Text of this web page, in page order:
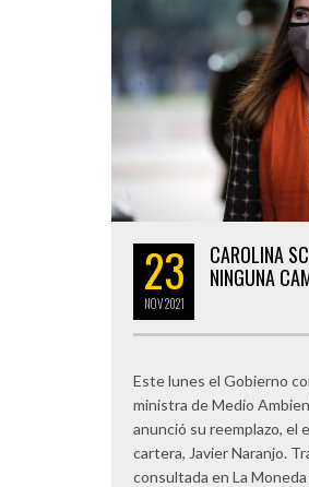
23
NOV2021
CAROLINA
NINGUNA
Este lunes el Gobierno
ministra de Medio
anunció su reemplazo, el
cartera, Javier Naranjo.
consultada en La